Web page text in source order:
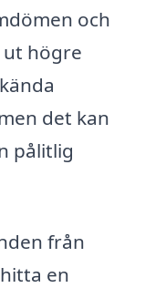
och
högre
det kan
pålitlig
från
en